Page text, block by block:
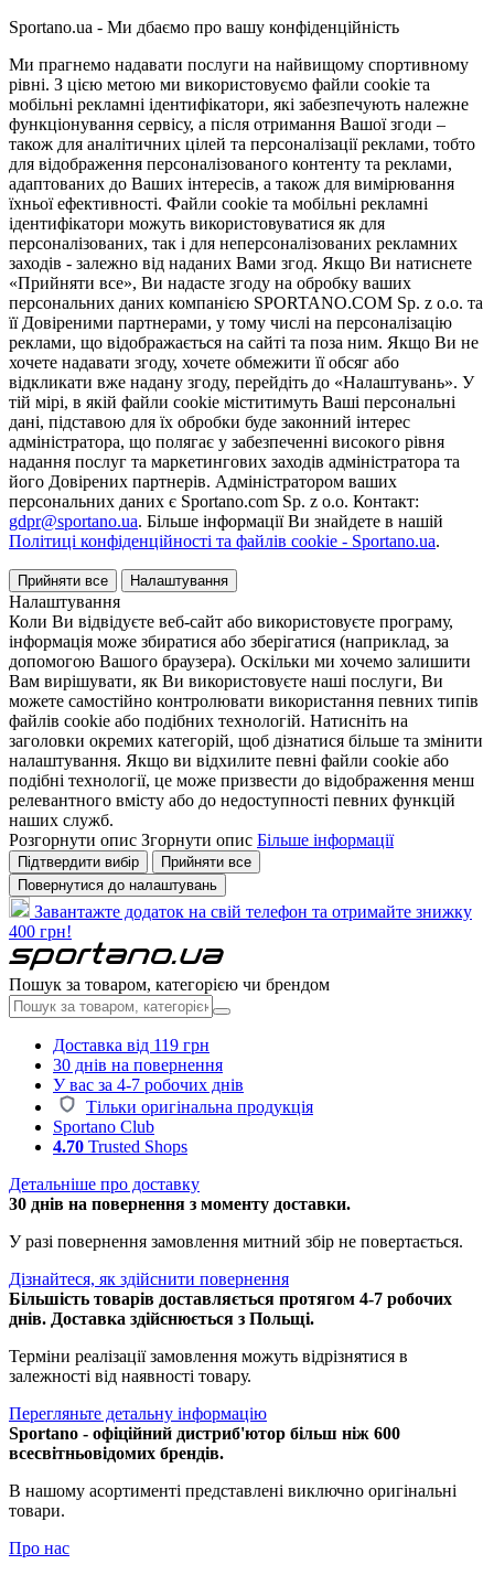
Sportano.ua - Ми дбаємо про вашу конфіденційність
Ми прагнемо надавати послуги на найвищому спортивному
рівні. З цією метою ми використовуємо файли cookie та
мобільні рекламні ідентифікатори, які забезпечують належне
функціонування сервісу, а після отримання Вашої згоди –
також для аналітичних цілей та персоналізації реклами, тобто
для відображення персоналізованого контенту та реклами,
адаптованих до Ваших інтересів, а також для вимірювання
їхньої ефективності. Файли cookie та мобільні рекламні
ідентифікатори можуть використовуватися як для
персоналізованих, так і для неперсоналізованих рекламних
заходів - залежно від наданих Вами згод. Якщо Ви натиснете
«Прийняти все», Ви надасте згоду на обробку ваших
персональних даних компанією SPORTANO.COM Sp. z o.o. та
її Довіреними партнерами, у тому числі на персоналізацію
реклами, що відображається на сайті та поза ним. Якщо Ви не
хочете надавати згоду, хочете обмежити її обсяг або
відкликати вже надану згоду, перейдіть до «Налаштувань». У
тій мірі, в якій файли cookie міститимуть Ваші персональні
дані, підставою для їх обробки буде законний інтерес
адміністратора, що полягає у забезпеченні високого рівня
надання послуг та маркетингових заходів адміністратора та
його Довірених партнерів. Адміністратором ваших
персональних даних є Sportano.com Sp. z o.o. Контакт:
gdpr@sportano.ua. Більше інформації Ви знайдете в нашій
Політиці конфіденційності та файлів cookie - Sportano.ua.
Прийняти все Налаштування
Налаштування
Коли Ви відвідуєте веб-сайт або використовуєте програму,
інформація може збиратися або зберігатися (наприклад, за
допомогою Вашого браузера). Оскільки ми хочемо залишити
Вам вирішувати, як Ви використовуєте наші послуги, Ви
можете самостійно контролювати використання певних типів
файлів cookie або подібних технологій. Натисніть на
заголовки окремих категорій, щоб дізнатися більше та змінити
налаштування. Якщо ви відхилите певні файли cookie або
подібні технології, це може призвести до відображення менш
релевантного вмісту або до недоступності певних функцій
наших служб.
Розгорнути опис Згорнути опис Більше інформації
Підтвердити вибір
Прийняти все
Повернутися до налаштувань
Завантажте додаток на свій телефон та отримайте знижку
400 грн!
Пошук за товаром, категорією чи брендом
Доставка від 119 грн
30 днів на повернення
У вас за 4-7 робочих днів
Тільки оригінальна продукція
Sportano Club
4.70 Trusted Shops
Детальніше про доставку
30 днів на повернення з моменту доставки.
У разі повернення замовлення митний збір не повертається.
Дізнайтеся, як здійснити повернення
Більшість товарів доставляється протягом 4-7 робочих
днів. Доставка здійснюється з Польщі.
Терміни реалізації замовлення можуть відрізнятися в
залежності від наявності товару.
Перегляньте детальну інформацію
Sportano - офіційний дистриб'ютор більш ніж 600
всесвітньовідомих брендів.
В нашому асортименті представлені виключно оригінальні
товари.
Про нас